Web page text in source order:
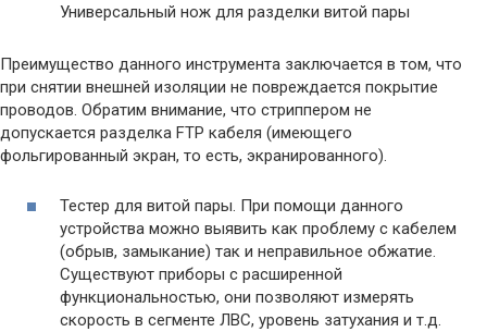
Универсальный нож для разделки витой пары
Преимущество данного инструмента заключается в том, что
при снятии внешней изоляции не повреждается покрытие
проводов. Обратим внимание, что стриппером не
допускается разделка FTP кабеля (имеющего
фольгированный экран, то есть, экранированного).
Тестер для витой пары. При помощи данного
устройства можно выявить как проблему с кабелем
(обрыв, замыкание) так и неправильное обжатие.
Существуют приборы с расширенной
функциональностью, они позволяют измерять
скорость в сегменте ЛВС, уровень затухания и т.д.